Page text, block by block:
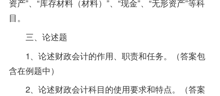
资产”、“库存材料（材料）”、“现金”、“无形资产”等科
目。
三、论述题
1、论述财政会计的作用、职责和任务。（答案包
含在例题中）
2、论述财政会计科目的使用要求和特点。（答案